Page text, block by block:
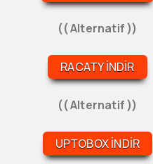
(( Alternatif ))
RACATY İNDIR
(( Alternatif ))
UPTOBOX İNDIR